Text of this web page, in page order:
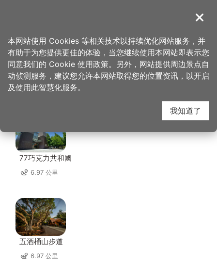
導覽
首页 > 想去的地方 > 美食、购物 > 凤月堂果树园
凤月堂果树园 周边景点
77巧克力共和國
6.97 公里
五酒桶山步道
6.97 公里
关闭
本网站使用 Cookies 等相关技术以持续优化网站服务，并
有助于为您提供更佳的体验，当您继续使用本网站即表示您
同意我们的 Cookie 使用政策。另外，网站提供周边景点自
动侦测服务，建议您允许本网站取得您的位置资讯，以开启
及使用此智慧化服务。
我知道了